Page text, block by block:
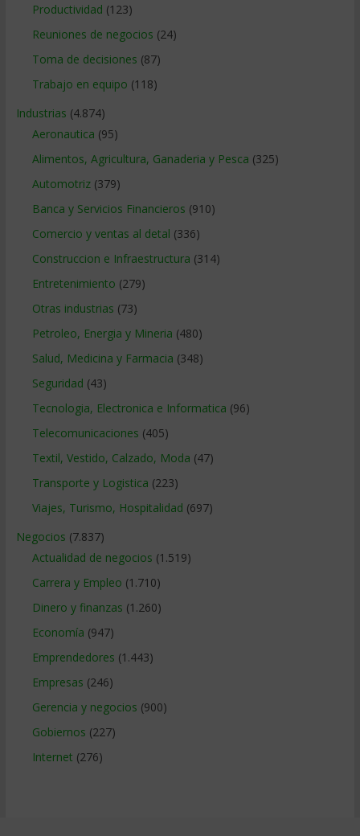
Productividad (123)
Reuniones de negocios (24)
Toma de decisiones (87)
Trabajo en equipo (118)
Industrias (4.874)
Aeronautica (95)
Alimentos, Agricultura, Ganaderia y Pesca (325)
Automotriz(379)
Banca y Servicios Financieros (910)
Comercio y ventas al detal (336)
Construccion e Infraestructura (314)
Entretenimiento (279)
Otras industrias (73)
Petroleo, Energia y Mineria (480)
Salud, Medicina y Farmacia (348)
Seguridad (43)
Tecnologia, Electronica e Informatica (96)
Telecomunicaciones (405)
Textil, Vestido, Calzado, Moda (47)
Transporte y Logistica (223)
Viajes, Turismo, Hospitalidad (697)
Negocios (7.837)
Actualidad de negocios (1.519)
Carrera y Empleo (1.710)
Dinero y finanzas (1.260)
Economía (947)
Emprendedores (1.443)
Empresas (246)
Gerencia y negocios (900)
Gobiernos (227)
Internet (276)